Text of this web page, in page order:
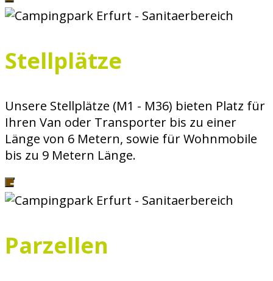
Stellplätze
Unsere Stellplätze (M1 - M36) bieten Platz für
Ihren Van oder Transporter bis zu einer
Länge von 6 Metern, sowie für Wohnmobile
bis zu 9 Metern Länge.
Parzellen